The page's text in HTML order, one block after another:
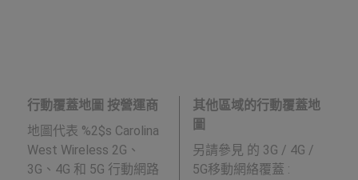
行動覆蓋地圖 按營運商
地圖代表 %2$s Carolina
West Wireless 2G、
3G、4G 和 5G 行動網路
其他區域的行動覆蓋地
圖
另請參見 的 3G / 4G /
5G移動網絡覆蓋 :